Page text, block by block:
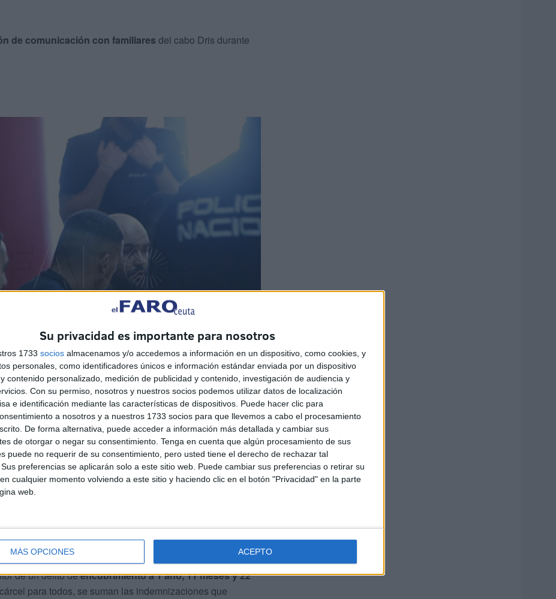
Su privacidad es importante para nosotros
1733 socios almacenamos y/o accedemos a información en un dispositivo, como cookies, y
personales, como identificadores únicos e información estándar enviada por un dispositivo
contenido personalizado, medición de publicidad y contenido, investigación de audiencia y
Con su permiso, nosotros y nuestros socios podemos utilizar datos de localización
e identificación mediante las características de dispositivos. Puede hacer clic para
a nosotros y a nuestros 1733 socios para que llevemos a cabo el procesamiento
De forma alternativa, puede acceder a información más detallada y cambiar sus
de otorgar o negar su consentimiento. Tenga en cuenta que algún procesamiento de sus
puede no requerir de su consentimiento, pero usted tiene el derecho de rechazar tal
preferencias se aplicarán solo a este sitio web. Puede cambiar sus preferencias o retirar su
cualquier momento volviendo a este sitio y haciendo clic en el botón "Privacidad" en la parte
web.
MÁS OPCIONES ACEPTO
de comunicación con familiares del cabo Dris durante
30 años de alejamiento de la familia del cabo Dris
de un delito deencubrimiento a 1 año, 11 meses y 22
para todos, se suman las indemnizaciones que